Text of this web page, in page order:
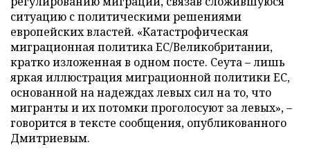
ситуацию с политическими решениями
европейских властей. «Катастрофическая
миграционная политика ЕС/Великобритании,
кратко изложенная в одном посте. Сеута – лишь
яркая иллюстрация миграционной политики ЕС,
основанной на надеждах левых сил на то, что
мигранты и их потомки проголосуют за левых», –
говорится в тексте сообщения, опубликованного
Дмитриевым.